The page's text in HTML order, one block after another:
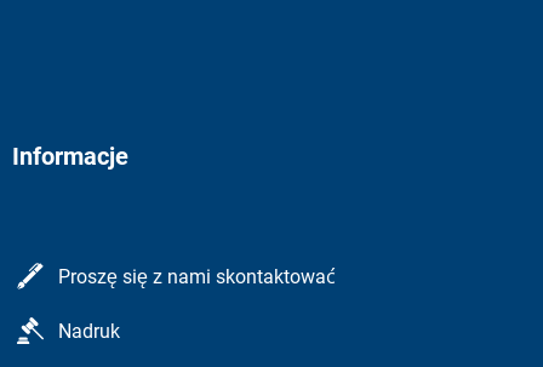
Informacje
Proszę się z nami skontaktować
Nadruk